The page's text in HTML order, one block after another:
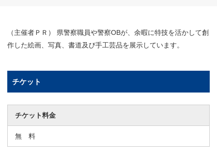
（主催者ＰＲ） 県警察職員や警察OBが、余暇に特技を活かして創
作した絵画、写真、書道及び手工芸品を展示しています。
チケット
チケット料金
無 料